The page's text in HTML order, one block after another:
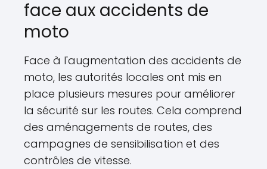
face aux accidents de
moto
Face à l'augmentation des accidents de
moto, les autorités locales ont mis en
place plusieurs mesures pour améliorer
la sécurité sur les routes. Cela comprend
des aménagements de routes, des
campagnes de sensibilisation et des
contrôles de vitesse.